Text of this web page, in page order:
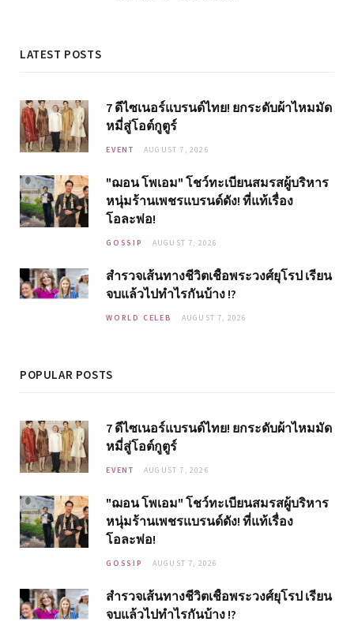
LATEST POSTS
7 ดีไซเนอร์แบรนด์ไทย! ยกระดับผ้าไหมมัด
หมี่สู่โอต์กูตูร์
EVENT AUGUST 7, 2026
"ฌอน โพเอม" โชว์ทะเบียนสมรสผู้บริหาร
หนุ่มร้านเพชรแบรนด์ดัง! ที่แท้เรื่อง
โอละพ่อ!
GOSSIP AUGUST 7, 2026
สำรวจเส้นทางชีวิตเชื้อพระวงศ์ยุโรป เรียน
จบแล้วไปทำไรกันบ้าง !?
WORLD CELEB AUGUST 7, 2026
POPULAR POSTS
7 ดีไซเนอร์แบรนด์ไทย! ยกระดับผ้าไหมมัด
หมี่สู่โอต์กูตูร์
EVENT AUGUST 7, 2026
"ฌอน โพเอม" โชว์ทะเบียนสมรสผู้บริหาร
หนุ่มร้านเพชรแบรนด์ดัง! ที่แท้เรื่อง
โอละพ่อ!
GOSSIP AUGUST 7, 2026
สำรวจเส้นทางชีวิตเชื้อพระวงศ์ยุโรป เรียน
จบแล้วไปทำไรกันบ้าง !?